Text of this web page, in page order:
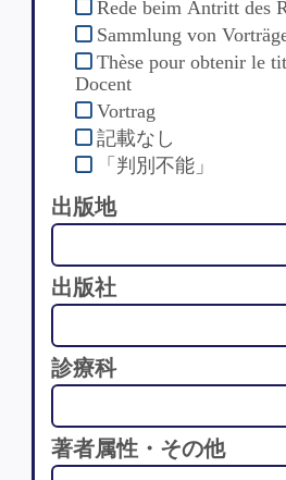
Rede beim Antritt des
Sammlung von
Thèse pour obtenir le
Docent
Vortrag
記載なし
「判別不能」
出版地
出版社
診療科
著者属性・その他